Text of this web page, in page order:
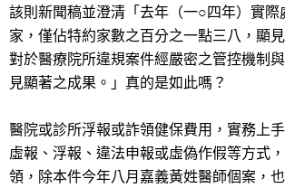
該則新聞稿並澄清「去年（一○四年）實
家，僅佔特約家數之百分之一點三八，顯
對於醫療院所違規案件經嚴密之管控機制
見顯著之成果。」真的是如此嗎？
醫院或診所浮報或詐領健保費用，實務上
虛報、浮報、違法申報或虛偽作假等方式
領，除本件今年八月嘉義黃姓醫師個案，